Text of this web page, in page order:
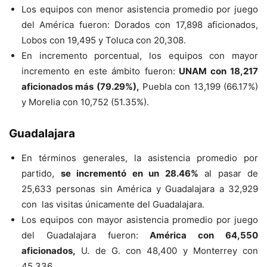
Los equipos con menor asistencia promedio por juego
del América fueron: Dorados con 17,898 aficionados,
Lobos con 19,495 y Toluca con 20,308.
En incremento porcentual, los equipos con mayor
incremento en este ámbito fueron: UNAM con 18,217
aficionados más (79.29%), Puebla con 13,199 (66.17%)
y Morelia con 10,752 (51.35%).
Guadalajara
En términos generales, la asistencia promedio por
partido, se incrementó en un 28.46% al pasar de
25,633 personas sin América y Guadalajara a 32,929
con las visitas únicamente del Guadalajara.
Los equipos con mayor asistencia promedio por juego
del Guadalajara fueron:América con 64,550
aficionados, U. de G. con 48,400 y Monterrey con